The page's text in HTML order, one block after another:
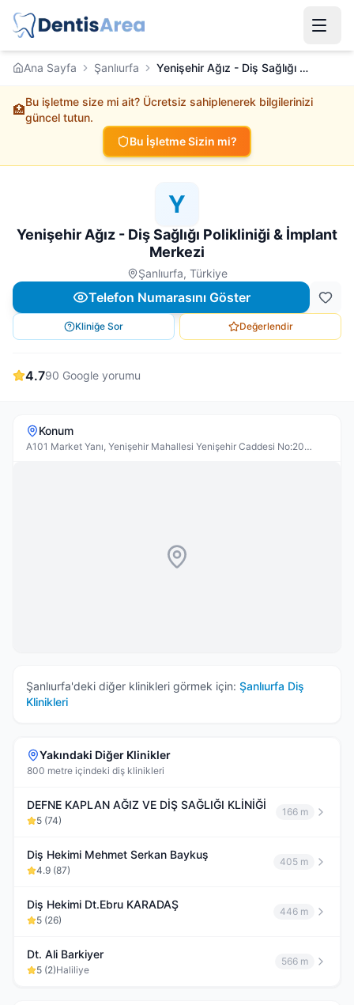
Ana Sayfa Şanlıurfa Yenişehir Ağız - Diş Sağlığı Polikliniği & İmplant Merkezi
🏥
Bu işletme size mi ait? Ücretsiz sahiplenerek bilgilerinizi
güncel tutun.
Bu İşletme Sizin mi?
Y
Yenişehir Ağız - Diş Sağlığı Polikliniği & İmplant
Merkezi
Şanlıurfa, Türkiye
Telefon Numarasını Göster
Kliniğe Sor Değerlendir
4.790 Google yorumu
Konum
A101 Market Yanı, Yenişehir Mahallesi Yenişehir Caddesi No:20
Şanlıurfa'deki diğer klinikleri görmek için: Şanlıurfa Diş
Klinikleri
Yakındaki Diğer Klinikler
800 metre içindeki diş klinikleri
DEFNE KAPLAN AĞIZ VE DİŞ SAĞLIĞI KLİNİĞİ
5 (74)
166 m
Diş Hekimi Mehmet Serkan Baykuş
4.9 (87)
405 m
Diş Hekimi Dt.Ebru KARADAŞ
5 (26)
446 m
Dt. Ali Barkiyer
5 (2)Haliliye
566 m